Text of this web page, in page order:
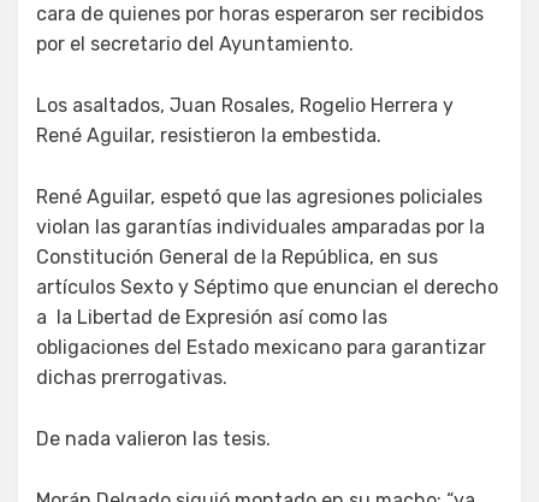
cara de quienes por horas esperaron ser recibidos
por el secretario del Ayuntamiento.
Los asaltados, Juan Rosales, Rogelio Herrera y
René Aguilar, resistieron la embestida.
René Aguilar, espetó que las agresiones policiales
violan las garantías individuales amparadas por la
Constitución General de la República, en sus
artículos Sexto y Séptimo que enuncian el derecho
a la Libertad de Expresión así como las
obligaciones del Estado mexicano para garantizar
dichas prerrogativas.
De nada valieron las tesis.